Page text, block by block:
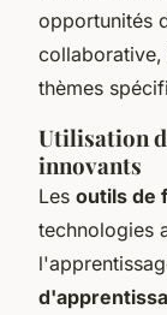
opportunités
thèmes
Utilisation
innovants
Les outils de
technologies